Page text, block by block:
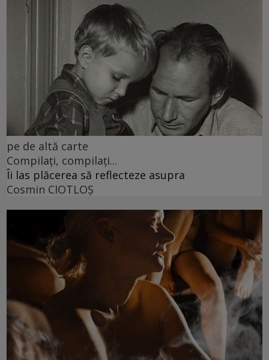
pe de altă carte
Compilați, compilați...
Îi las plăcerea să reflecteze asupra
Cosmin CIOTLOŞ